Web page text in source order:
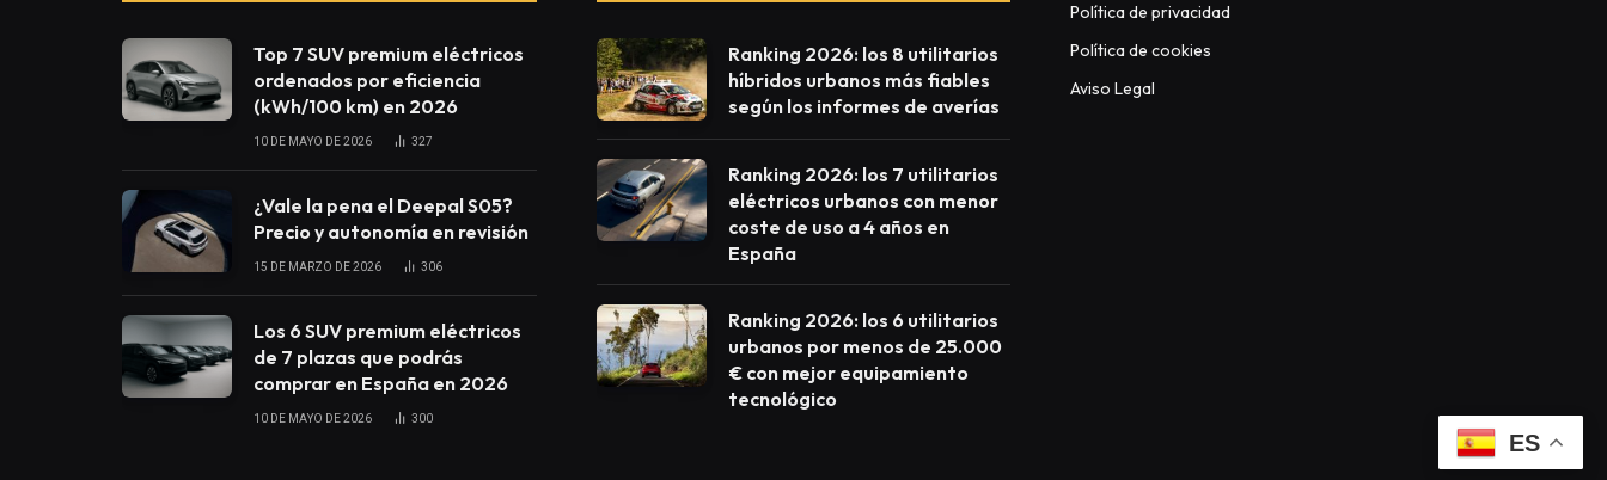
Top 7 SUV premium eléctricos
ordenados por eficiencia
(kWh/100 km) en 2026
10 DE MAYO DE 2026 327
¿Vale la pena el Deepal S05?
Precio y autonomía en revisión
15 DE MARZO DE 2026 306
Los 6 SUV premium eléctricos
de 7 plazas que podrás
comprar en España en 2026
10 DE MAYO DE 2026 300
Ranking 2026: los 8 utilitarios
híbridos urbanos más fiables
según los informes de averías
Ranking 2026: los 7 utilitarios
eléctricos urbanos con menor
coste de uso a 4 años en
España
Ranking 2026: los 6 utilitarios
urbanos por menos de 25.000
€ con mejor equipamiento
tecnológico
Política de privacidad
Política de cookies
Aviso Legal
ES